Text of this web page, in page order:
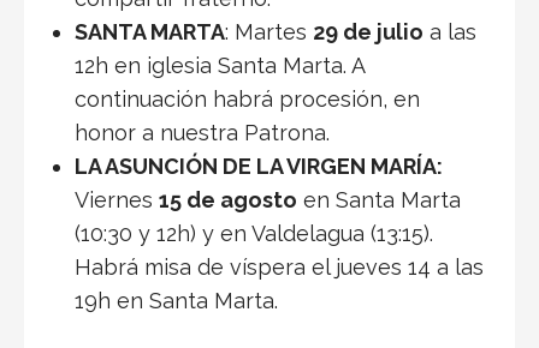
SANTA MARTA: Martes 29 de julio a las
12h en iglesia Santa Marta. A
continuación habrá procesión, en
honor a nuestra Patrona.
LA ASUNCIÓN DE LA VIRGEN MARÍA:
Viernes 15 de agosto en Santa Marta
(10:30 y 12h) y en Valdelagua (13:15).
Habrá misa de víspera el jueves 14 a las
19h en Santa Marta.